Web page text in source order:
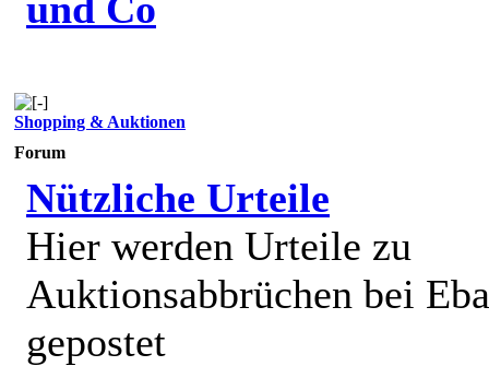
Shopping & Auktionen
Forum
Nützliche Urteile
Hier werden Urteile zu
Auktionsabbrüchen bei
gepostet